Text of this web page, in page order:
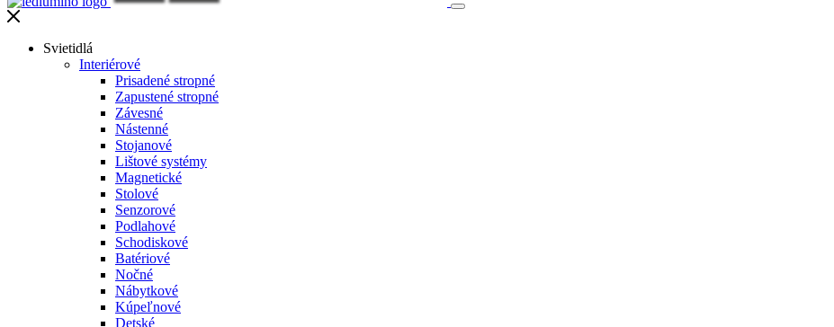
Svietidlá
Interiérové
Prisadené stropné
Zapustené stropné
Závesné
Nástenné
Stojanové
Lištové systémy
Magnetické
Stolové
Senzorové
Podlahové
Schodiskové
Batériové
Nočné
Nábytkové
Kúpeľnové
Detské